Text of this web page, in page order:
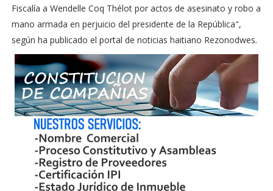
Fiscalía a Wendelle Coq Thélot por actos de asesinato y robo a
mano armada en perjuicio del presidente de la República",
según ha publicado el portal de noticias haitiano Rezonodwes.